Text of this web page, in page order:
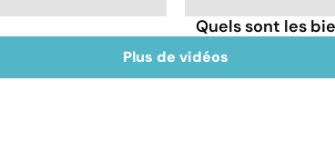
Quels sont les
Plus de vidéos